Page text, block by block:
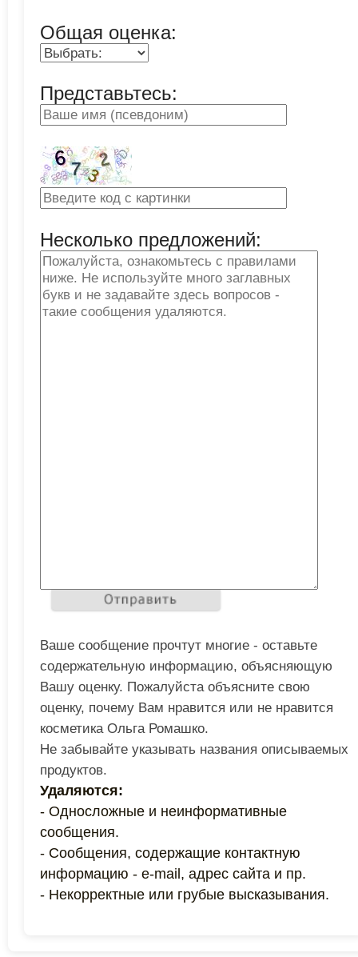
Общая оценка:
Представьтесь:
Несколько предложений:
Ваше сообщение прочтут многие - оставьте
содержательную информацию, объясняющую
Вашу оценку. Пожалуйста объясните свою
оценку, почему Вам нравится или не нравится
косметика Ольга Ромашко.
Не забывайте указывать названия описываемых
продуктов.
Удаляются:
- Односложные и неинформативные
сообщения.
- Сообщения, содержащие контактную
информацию - e-mail, адрес сайта и пр.
- Некорректные или грубые высказывания.